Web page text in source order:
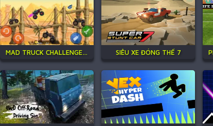
MAD TRUCK CHALLENGE SPECIAL SIÊU XE ĐÓNG THẾ 7